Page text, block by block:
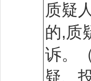
质疑
的,质
诉。
疑、